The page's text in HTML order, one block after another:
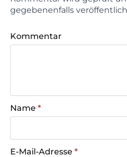
gegebenenfalls
Kommentar
Name *
E-Mail-Adresse *